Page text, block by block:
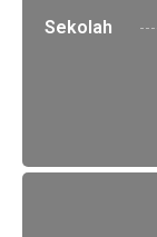
Sekolah